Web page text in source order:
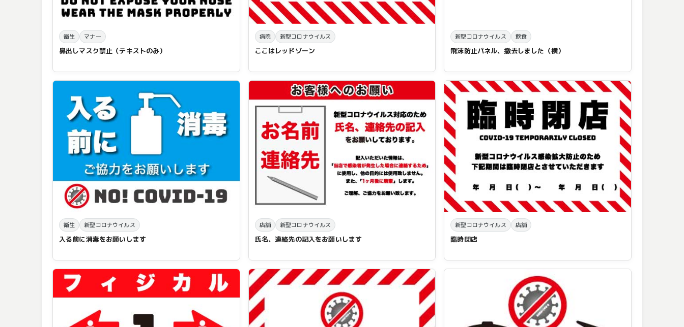
衛生 マナー
鼻出しマスク禁止（テキストのみ）
病院 新型コロナウイルス
ここはレッドゾーン
新型コロナウイルス 飲食
飛沫防止パネル、撤去しました（横）
衛生 新型コロナウイルス
入る前に消毒をお願いします
店舗 新型コロナウイルス
氏名、連絡先の記入をお願いします
新型コロナウイルス 店舗
臨時閉店